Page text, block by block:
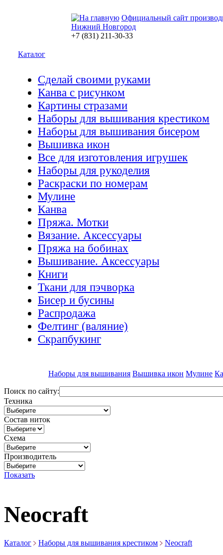
Официальный сайт
Нижний Новгород
+7 (831) 211-30-33
Каталог
Сделай своими руками
Канва с рисунком
Картины стразами
Наборы для вышивания крестиком
Наборы для вышивания бисером
Вышивка икон
Все для изготовления игрушек
Наборы для рукоделия
Раскраски по номерам
Мулине
Канва
Пряжа. Мотки
Вязание. Аксессуары
Пряжа на бобинах
Вышивание. Аксессуары
Книги
Ткани для пэчворка
Бисер и бусины
Распродажа
Фелтинг (валяние)
Скрапбукинг
Наборы для вышивания Вышивка икон Мулине
Поиск по сайту:
Техника
Состав ниток
Схема
Производитель
Показать
Neocraft
Каталог Наборы для вышивания крестиком Neocraft